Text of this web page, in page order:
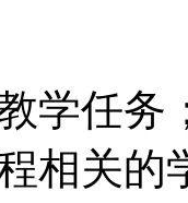
学任务
相关